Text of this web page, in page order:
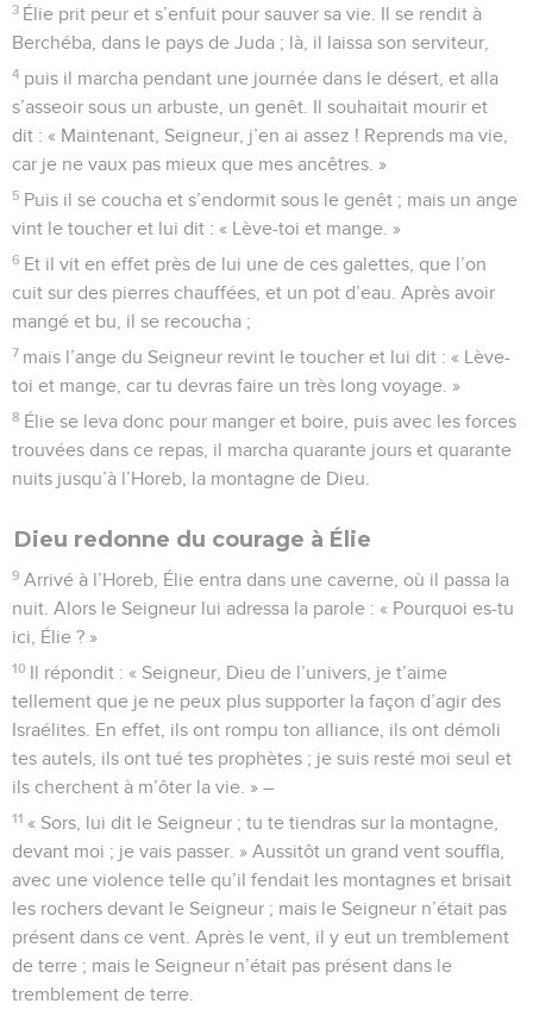
3 Élie prit peur et s’enfuit pour sauver sa vie. Il se rendit à
Berchéba, dans le pays de Juda ; là, il laissa son serviteur,
4 puis il marcha pendant une journée dans le désert, et alla
s’asseoir sous un arbuste, un genêt. Il souhaitait mourir et
dit : « Maintenant, Seigneur, j’en ai assez ! Reprends ma vie,
car je ne vaux pas mieux que mes ancêtres. »
5 Puis il se coucha et s’endormit sous le genêt ; mais un ange
vint le toucher et lui dit : « Lève-toi et mange. »
6 Et il vit en effet près de lui une de ces galettes, que l’on
cuit sur des pierres chauffées, et un pot d’eau. Après avoir
mangé et bu, il se recoucha ;
7 mais l’ange du Seigneur revint le toucher et lui dit : « Lève-
toi et mange, car tu devras faire un très long voyage. »
8 Élie se leva donc pour manger et boire, puis avec les forces
trouvées dans ce repas, il marcha quarante jours et quarante
nuits jusqu’à l’Horeb, la montagne de Dieu.
Dieu redonne du courage à Élie
9 Arrivé à l’Horeb, Élie entra dans une caverne, où il passa la
nuit. Alors le Seigneur lui adressa la parole : « Pourquoi es-tu
ici, Élie ? »
10 Il répondit : « Seigneur, Dieu de l’univers, je t’aime
tellement que je ne peux plus supporter la façon d’agir des
Israélites. En effet, ils ont rompu ton alliance, ils ont démoli
tes autels, ils ont tué tes prophètes ; je suis resté moi seul et
ils cherchent à m’ôter la vie. » –
11 « Sors, lui dit le Seigneur ; tu te tiendras sur la montagne,
devant moi ; je vais passer. » Aussitôt un grand vent souffla,
avec une violence telle qu’il fendait les montagnes et brisait
les rochers devant le Seigneur ; mais le Seigneur n’était pas
présent dans ce vent. Après le vent, il y eut un tremblement
de terre ; mais le Seigneur n’était pas présent dans le
tremblement de terre.